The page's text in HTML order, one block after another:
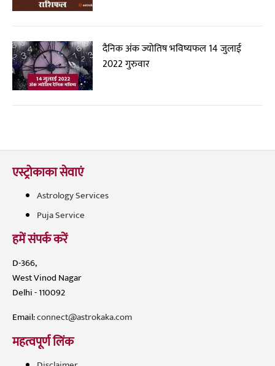
दैनिक अंक ज्योतिष भविष्यफल 14 जुलाई
2022 गुरुवार
एस्ट्रोकाका सेवाएं
Astrology Services
Puja Service
हमें संपर्क करें
D-366,
West Vinod Nagar
Delhi - 110092
Email:connect@astrokaka.com
महत्वपूर्ण लिंक